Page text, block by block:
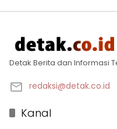
Detak Berita dan Informasi
redaksi@detak.co.id
Kanal